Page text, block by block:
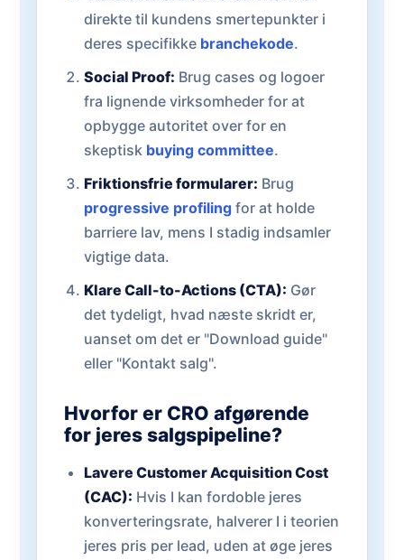
direkte til kundens smertepunkter i
deres specifikke branchekode.
Social Proof: Brug cases og logoer
fra lignende virksomheder for at
opbygge autoritet over for en
skeptisk buying committee.
Friktionsfrie formularer: Brug
progressive profilingfor at holde
barriere lav, mens I stadig indsamler
vigtige data.
Klare Call-to-Actions (CTA): Gør
det tydeligt, hvad næste skridt er,
uanset om det er "Download guide"
eller "Kontakt salg".
Hvorfor er CRO afgørende
for jeres salgspipeline?
Lavere Customer Acquisition Cost
(CAC): Hvis I kan fordoble jeres
konverteringsrate, halverer I i teorien
jeres pris per lead, uden at øge jeres